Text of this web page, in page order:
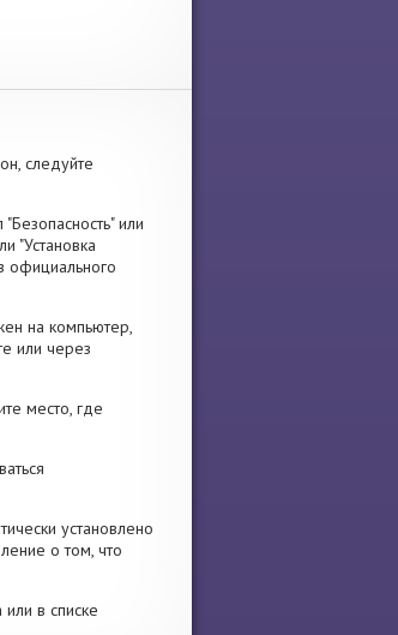
следуйте
или
"Установка
официального
на компьютер,
или через
место, где
установлено
о том, что
в списке